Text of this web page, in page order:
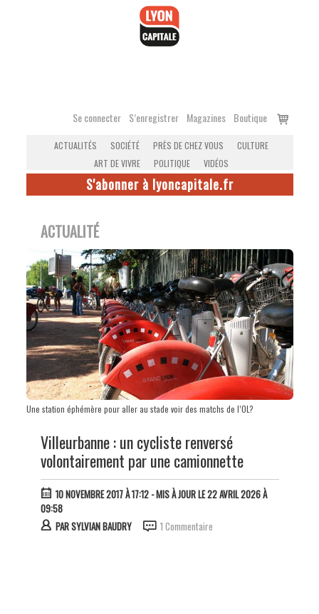
Se connecter S’enregistrer Magazines Boutique
Voir
ACTUALITÉS SOCIÉTÉ PRÈS DE CHEZ VOUS
CULTURE
ART DE VIVRE
POLITIQUE VIDÉOS
S'abonner à lyoncapitale.fr
ACTUALITÉ
Une station éphémère pour aller au stade voir des matchs de l’OL?
Villeurbanne : un cycliste renversé
volontairement par une camionnette
10 NOVEMBRE 2017 À 17:12- MIS À JOUR LE 22 AVRIL 2026 À
09:58
PARSYLVIAN BAUDRY 1 Commentaire